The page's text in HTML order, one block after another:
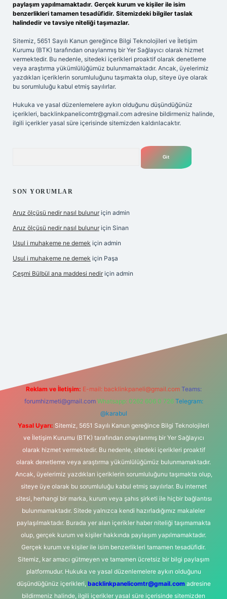
paylaşım yapılmamaktadır. Gerçek kurum ve kişiler ile isim
benzerlikleri tamamen tesadüfidir. Sitemizdeki bilgiler taslak
halindedir ve tavsiye niteliği taşımazlar.
Sitemiz, 5651 Sayılı Kanun gereğince Bilgi Teknolojileri ve İletişim
Kurumu (BTK) tarafından onaylanmış bir Yer Sağlayıcı olarak hizmet
vermektedir. Bu nedenle, sitedeki içerikleri proaktif olarak denetleme
veya araştırma yükümlülüğümüz bulunmamaktadır. Ancak, üyelerimiz
yazdıkları içeriklerin sorumluluğunu taşımakta olup, siteye üye olarak
bu sorumluluğu kabul etmiş sayılırlar.
Hukuka ve yasal düzenlemelere aykırı olduğunu düşündüğünüz
içerikleri, backlinkpanelicomtr@gmail.com adresine bildirmeniz halinde,
ilgili içerikler yasal süre içerisinde sitemizden kaldırılacaktır.
SON YORUMLAR
Aruz ölçüsü nedir nasıl bulunur için admin
Aruz ölçüsü nedir nasıl bulunur için Sinan
Usul i muhakeme ne demek için admin
Usul i muhakeme ne demek için Paşa
Çeşmi Bülbül ana maddesi nedir için admin
Reklam ve İletişim: E-mail: backlinkpaneli@gmail.com Teams:
forumhizmeti@gmail.com Whatsapp: 0262 606 0 726 Telegram:
@karabul
Yasal Uyarı: Sitemiz, 5651 Sayılı Kanun gereğince Bilgi Teknolojileri
ve İletişim Kurumu (BTK) tarafından onaylanmış bir Yer Sağlayıcı
olarak hizmet vermektedir. Bu nedenle, sitedeki içerikleri proaktif
olarak denetleme veya araştırma yükümlülüğümüz bulunmamaktadır.
Ancak, üyelerimiz yazdıkları içeriklerin sorumluluğunu taşımakta olup,
siteye üye olarak bu sorumluluğu kabul etmiş sayılırlar. Bu internet
sitesi, herhangi bir marka, kurum veya şahıs şirketi ile hiçbir bağlantısı
bulunmamaktadır. Sitede yalnızca kendi hazırladığımız makaleler
paylaşılmaktadır. Burada yer alan içerikler haber niteliği taşımamakta
olup, gerçek kurum ve kişiler hakkında paylaşım yapılmamaktadır.
Gerçek kurum ve kişiler ile isim benzerlikleri tamamen tesadüfidir.
Sitemiz, kar amacı gütmeyen ve tamamen ücretsiz bir bilgi paylaşım
platformudur. Hukuka ve yasal düzenlemelere aykırı olduğunu
düşündüğünüz içerikleri, backlinkpanelicomtr@gmail.comadresine
bildirmeniz halinde, ilgili içerikler yasal süre içerisinde sitemizden